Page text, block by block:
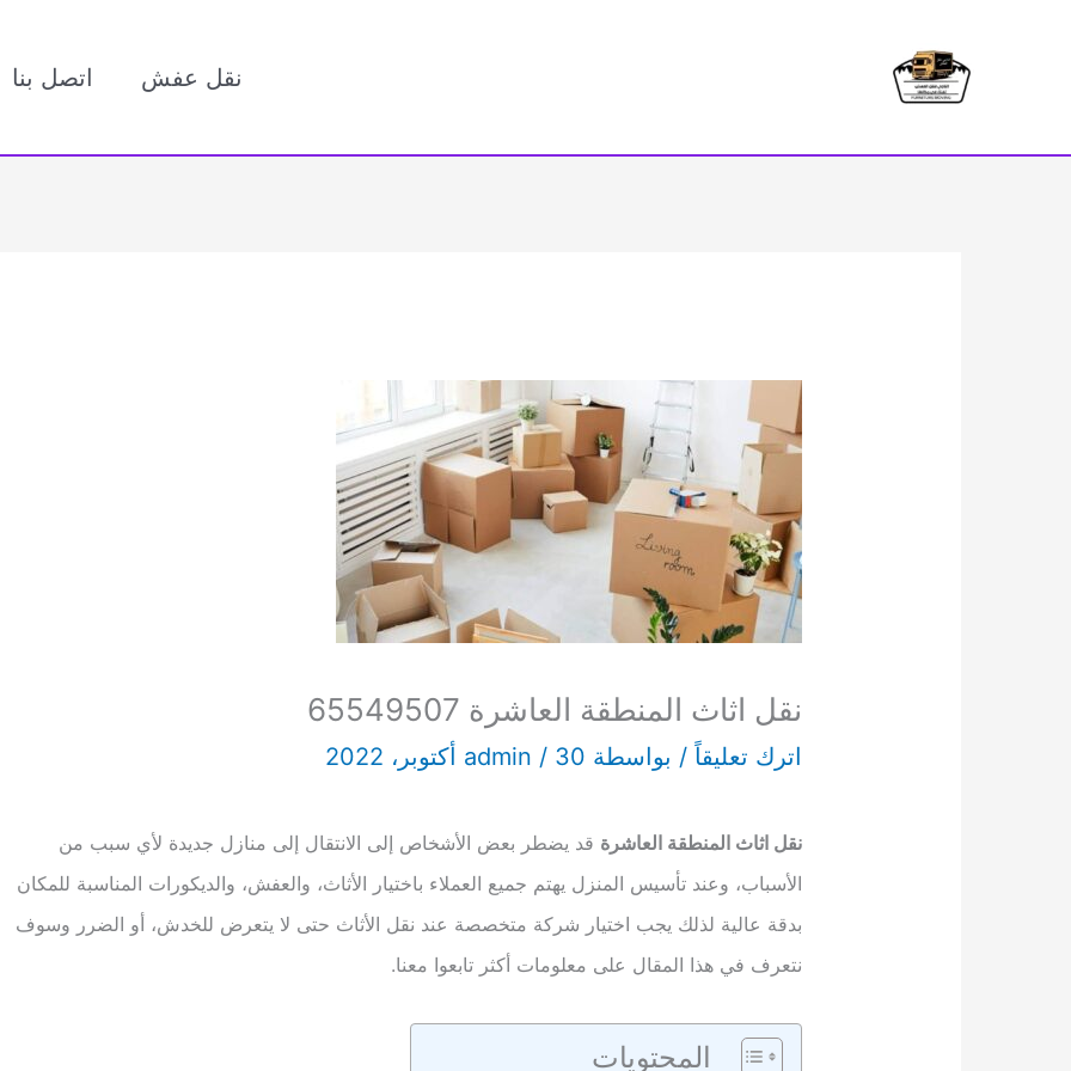
نقل عفش اتصل بنا
نقل اثاث المنطقة العاشرة 65549507
اترك تعليقاً / بواسطة admin / 30 أكتوبر، 2022
نقل اثاث المنطقة العاشرة قد يضطر بعض الأشخاص إلى الانتقال إلى منازل جديدة لأي سبب من
الأسباب، وعند تأسيس المنزل يهتم جميع العملاء باختيار الأثاث، والعفش، والديكورات المناسبة للمكان
بدقة عالية لذلك يجب اختيار شركة متخصصة عند نقل الأثاث حتى لا يتعرض للخدش، أو الضرر وسوف
نتعرف في هذا المقال على معلومات أكثر تابعوا معنا.
المحتويات